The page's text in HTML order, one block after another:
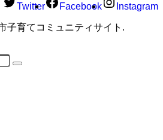
Twitter Facebook Instagram
子育てコミュニティサイト.